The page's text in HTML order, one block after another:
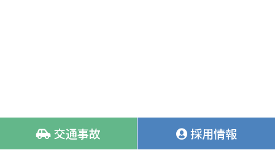
交通事故 採用情報